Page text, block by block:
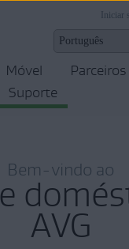
Iniciar
Móvel
Parceiros
Suporte
Bem-vindo ao
AVG